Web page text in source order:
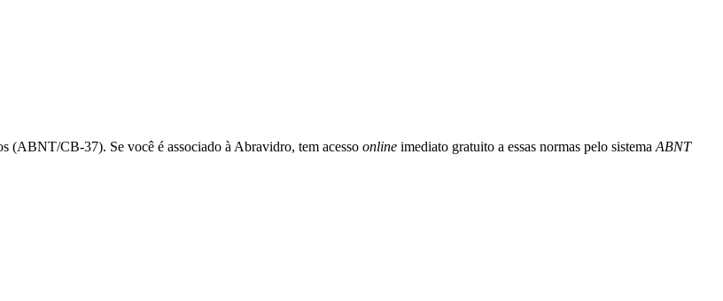
(ABNT/CB-37). Se você é associado à Abravidro, tem acesso online imediato gratuito a essas normas pelo sistema ABNT